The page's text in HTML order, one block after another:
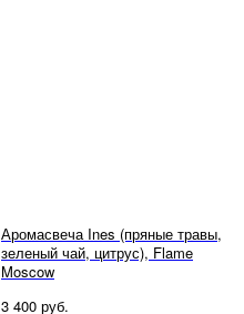
Аромасвеча Ines (пряные травы,
зеленый чай, цитрус), Flame
Moscow
3 400 руб.